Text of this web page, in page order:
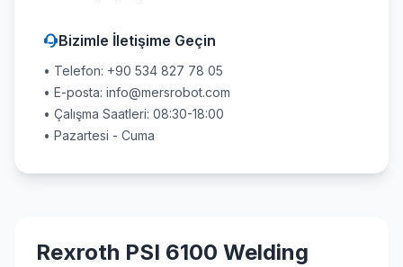
Bizimle İletişime Geçin
• Telefon: +90 534 827 78 05
• E-posta: info@mersrobot.com
• Çalışma Saatleri: 08:30-18:00
• Pazartesi - Cuma
Rexroth PSI 6100 Welding